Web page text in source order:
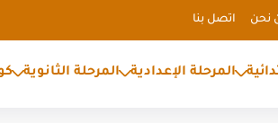
نحن اتصل بنا
المرحلة الإعدادية المرحلة الثانوية